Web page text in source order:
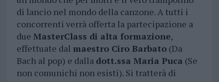
di lancio nel mondo della canzone. A tutti i
concorrenti verrà offerta la partecipazione a
due MasterClass di alta formazione,
effettuate dal maestro Ciro Barbato(Da
Bach al pop) e dalla dott.ssa Maria Puca (Se
non comunichi non esisti). Si tratterà di